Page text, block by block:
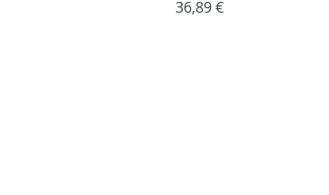
Kaina
36,89 €